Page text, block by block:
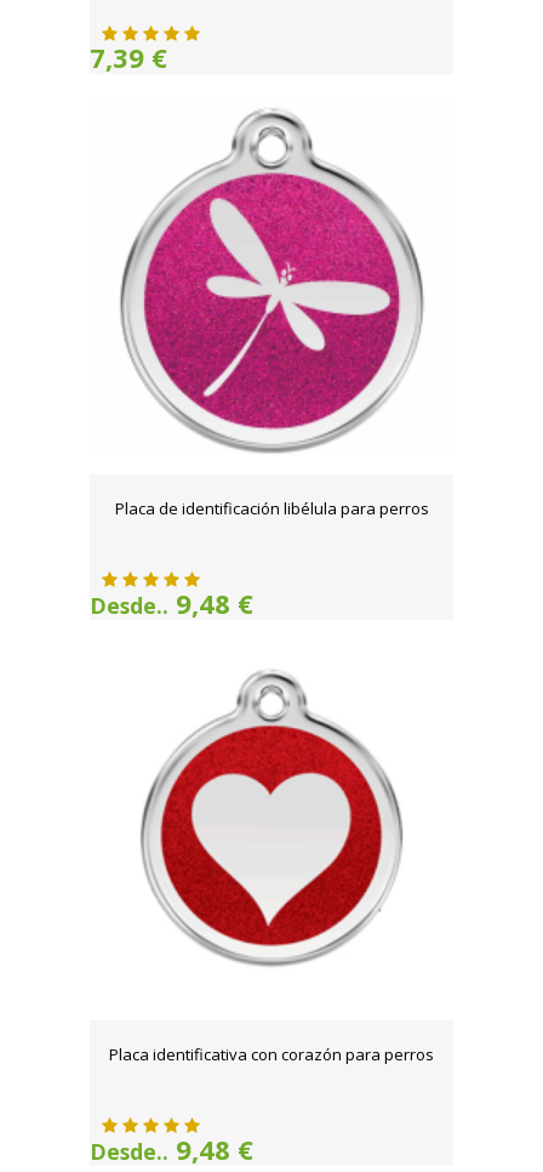
7,39 €
Placa de identificación libélula para perros
Desde.. 9,48 €
Placa identificativa con corazón para perros
Desde.. 9,48 €